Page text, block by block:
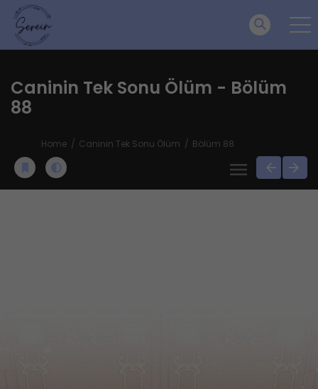
Caninin Tek Sonu Ölüm - Bölüm
88
Home Caninin Tek Sonu Ölüm Bölüm 88